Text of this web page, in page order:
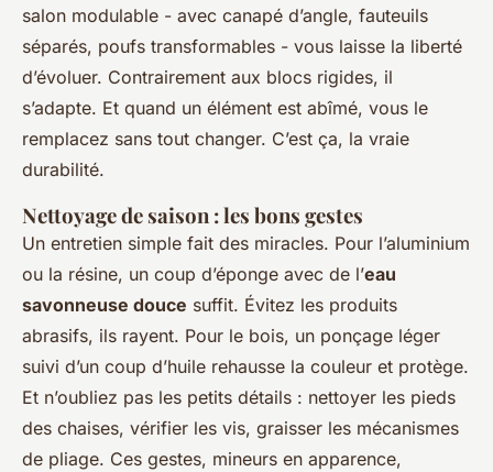
salon modulable - avec canapé d’angle, fauteuils
séparés, poufs transformables - vous laisse la liberté
d’évoluer. Contrairement aux blocs rigides, il
s’adapte. Et quand un élément est abîmé, vous le
remplacez sans tout changer. C’est ça, la vraie
durabilité.
Nettoyage de saison : les bons gestes
Un entretien simple fait des miracles. Pour l’aluminium
ou la résine, un coup d’éponge avec de l’eau
savonneuse douce suffit. Évitez les produits
abrasifs, ils rayent. Pour le bois, un ponçage léger
suivi d’un coup d’huile rehausse la couleur et protège.
Et n’oubliez pas les petits détails : nettoyer les pieds
des chaises, vérifier les vis, graisser les mécanismes
de pliage. Ces gestes, mineurs en apparence,